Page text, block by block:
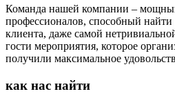
Команда нашей компании –
профессионалов, способный
клиента, даже самой
гости мероприятия, которое
получили максимальное
как нас найти